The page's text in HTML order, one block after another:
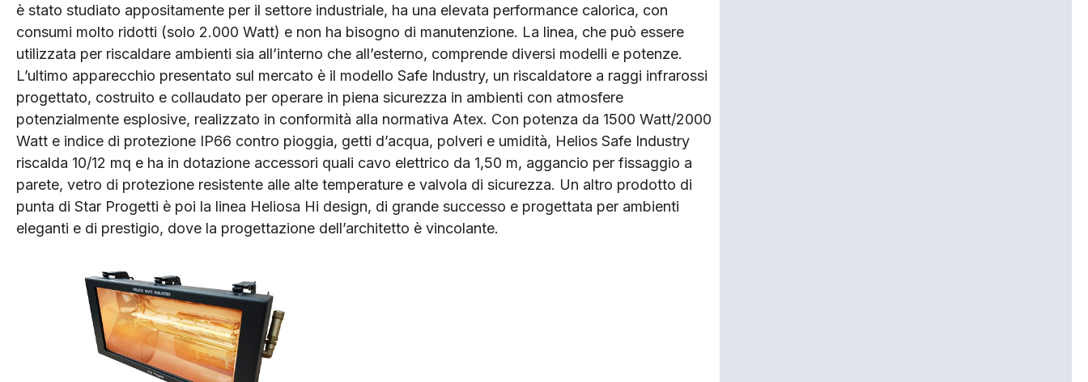
è stato studiato appositamente per il settore industriale, ha una elevata performance calorica, con
consumi molto ridotti (solo 2.000 Watt) e non ha bisogno di manutenzione. La linea, che può essere
utilizzata per riscaldare ambienti sia all’interno che all’esterno, comprende diversi modelli e potenze.
L’ultimo apparecchio presentato sul mercato è il modello Safe Industry, un riscaldatore a raggi infrarossi
progettato, costruito e collaudato per operare in piena sicurezza in ambienti con atmosfere
potenzialmente esplosive, realizzato in conformità alla normativa Atex. Con potenza da 1500 Watt/2000
Watt e indice di protezione IP66 contro pioggia, getti d’acqua, polveri e umidità, Helios Safe Industry
riscalda 10/12 mq e ha in dotazione accessori quali cavo elettrico da 1,50 m, aggancio per fissaggio a
parete, vetro di protezione resistente alle alte temperature e valvola di sicurezza. Un altro prodotto di
punta di Star Progetti è poi la linea Heliosa Hi design, di grande successo e progettata per ambienti
eleganti e di prestigio, dove la progettazione dell’architetto è vincolante.